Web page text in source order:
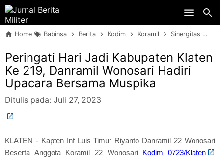
Home Babinsa Berita Kodim Koramil Sinergitas
Peringati Hari Jadi Kabupaten Klaten
Ke 219, Danramil Wonosari Hadiri
Upacara Bersama Muspika
Ditulis pada: Juli 27, 2023
KLATEN - Kapten Inf Luis Timur Riyanto Danramil 22 Wonosari
Beserta Anggota Koramil 22 Wonosari
Kodim 0723/Klaten